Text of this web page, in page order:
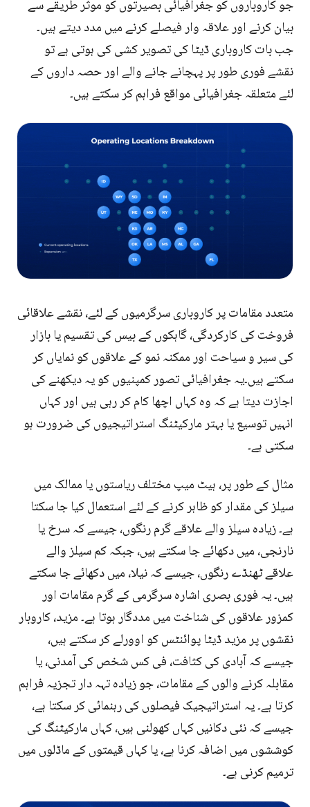
جو کاروباروں کو جغرافیائی بصیرتوں کو موثر طریقے سے
بیان کرنے اور علاقہ وار فیصلے کرنے میں مدد دیتے ہیں۔
جب بات کاروباری ڈیٹا کی تصویر کشی کی ہوتی ہے تو
نقشے فوری طور پر پہچانے جانے والے اور حصہ داروں کے
لئے متعلقہ جغرافیائی مواقع فراہم کر سکتے ہیں۔
متعدد مقامات پر کاروباری سرگرمیوں کے لئے، نقشے علاقائی
فروخت کی کارکردگی، گاہکوں کے بیس کی تقسیم یا بازار
کی سیر و سیاحت اور ممکنہ نمو کے علاقوں کو نمایاں کر
سکتے ہیں۔یہ جغرافیائی تصور کمپنیوں کو یہ دیکھنے کی
اجازت دیتا ہے کہ وہ کہاں اچھا کام کر رہی ہیں اور کہاں
انہیں توسیع یا بہتر مارکیٹنگ استراتیجیوں کی ضرورت ہو
سکتی ہے۔
مثال کے طور پر، ہیٹ میپ مختلف ریاستوں یا ممالک میں
سیلز کی مقدار کو ظاہر کرنے کے لئے استعمال کیا جا سکتا
ہے۔ زیادہ سیلز والے علاقے گرم رنگوں، جیسے کہ سرخ یا
نارنجی، میں دکھائے جا سکتے ہیں، جبکہ کم سیلز والے
علاقے ٹھنڈے رنگوں، جیسے کہ نیلا، میں دکھائے جا سکتے
ہیں۔ یہ فوری بصری اشارہ سرگرمی کے گرم مقامات اور
کمزور علاقوں کی شناخت میں مددگار ہوتا ہے۔ مزید، کاروبار
نقشوں پر مزید ڈیٹا پوائنٹس کو اوورلے کر سکتے ہیں،
جیسے کہ آبادی کی کثافت، فی کس شخص کی آمدنی، یا
مقابلہ کرنے والوں کے مقامات، جو زیادہ تہہ دار تجزیہ فراہم
کرتا ہے۔ یہ استراتیجیک فیصلوں کی رہنمائی کر سکتا ہے،
جیسے کہ نئی دکانیں کہاں کھولنی ہیں، کہاں مارکیٹنگ کی
کوششوں میں اضافہ کرنا ہے، یا کہاں قیمتوں کے ماڈلوں میں
ترمیم کرنی ہے۔